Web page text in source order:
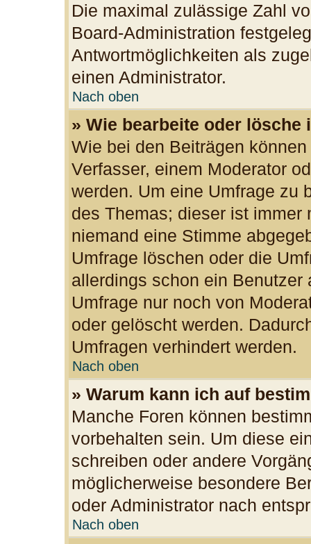
Die maximal zulässige Zahl
Board-Administration
Antwortmöglichkeiten als
einen Administrator.
Nach oben
» Wie bearbeite oder lösche
Wie bei den Beiträgen
Verfasser, einem Moderator
werden. Um eine Umfrage zu
des Themas; dieser ist immer
niemand eine Stimme
Umfrage löschen oder die
allerdings schon ein
Umfrage nur noch von
oder gelöscht werden.
Umfragen verhindert werden.
Nach oben
» Warum kann ich auf
Manche Foren können
vorbehalten sein. Um diese
schreiben oder andere
möglicherweise besondere
oder Administrator nach
Nach oben